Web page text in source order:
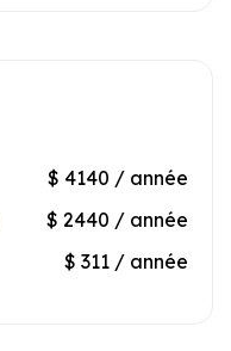
$ 4140 / année
$ 2440 / année
$ 311 / année